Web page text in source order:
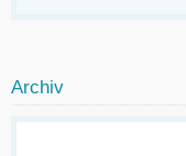
Archiv